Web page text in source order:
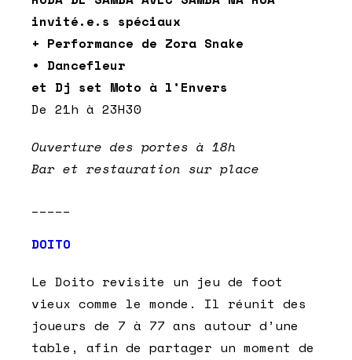
invité.e.s spéciaux
+ Performance de Zora Snake
• Dancefleur
et Dj set Moto à l’Envers
De 21h à 23H30
Ouverture des portes à 18h
Bar et restauration sur place
DOITO
Le Doito revisite un jeu de foot
vieux comme le monde. Il réunit des
joueurs de 7 à 77 ans autour d’une
table, afin de partager un moment de